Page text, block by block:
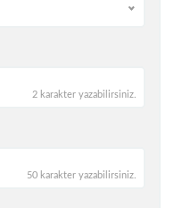
2 karakter yazabilirsiniz.
50 karakter yazabilirsiniz.